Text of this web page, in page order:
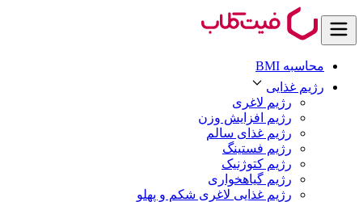
محاسبه BMI
رژیم غذایی
رژیم لاغری
رژیم افزایش وزن
رژیم غذای سالم
رژیم فستینگ
رژیم کتوژنیک
رژیم گیاهخواری
رژیم غذایی لاغری شکم و پهلو